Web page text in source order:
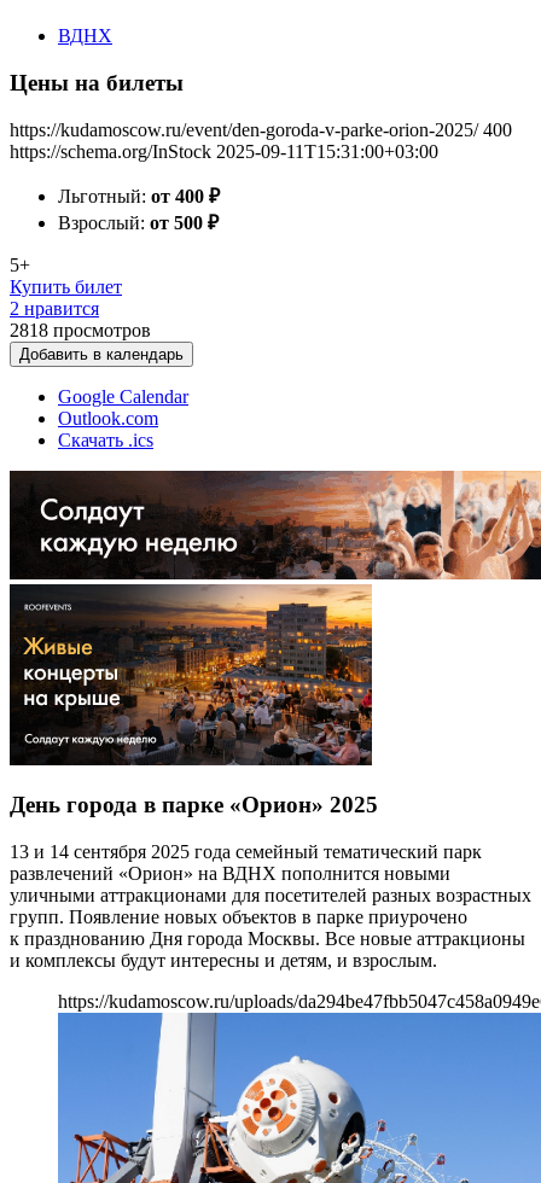
ВДНХ
Цены на билеты
https://kudamoscow.ru/event/den-goroda-v-parke-orion-2025/ 400
https://schema.org/InStock 2025-09-11T15:31:00+03:00
Льготный: от 400 ₽
Взрослый: от 500 ₽
5+
Купить билет
2 нравится
2818 просмотров
Добавить в календарь
Google Calendar
Outlook.com
Скачать .ics
День города в парке «Орион» 2025
13 и 14 сентября 2025 года семейный тематический парк
развлечений «Орион» на ВДНХ пополнится новыми
уличными аттракционами для посетителей разных возрастных
групп. Появление новых объектов в парке приурочено
к празднованию Дня города Москвы. Все новые аттракционы
и комплексы будут интересны и детям, и взрослым.
https://kudamoscow.ru/uploads/